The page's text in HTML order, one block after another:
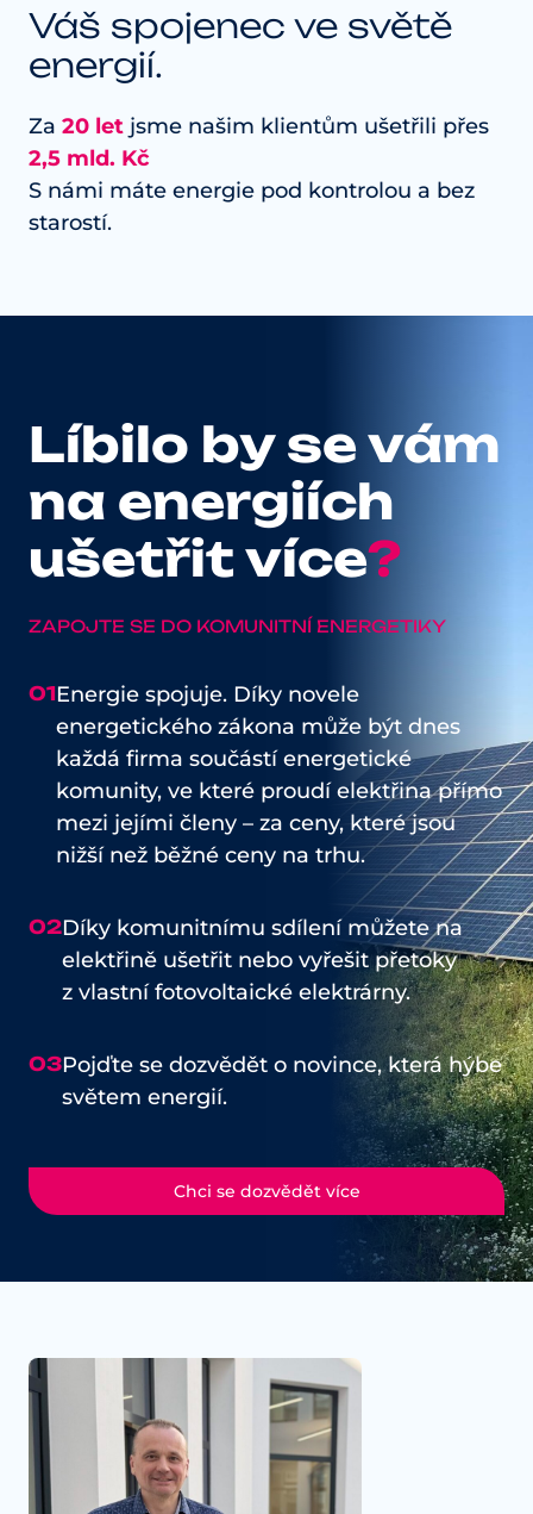
Váš spojenec ve světě
energií.
Za 20 let jsme našim klientům ušetřili přes
2,5 mld. Kč
S námi máte energie pod kontrolou a bez
starostí.
Líbilo by se vám
na energiích
ušetřit více?
ZAPOJTE SE DO KOMUNITNÍ ENERGETIKY
01Energie spojuje. Díky novele
energetického zákona může být dnes
každá firma součástí energetické
komunity, ve které proudí elektřina přímo
mezi jejími členy – za ceny, které jsou
nižší než běžné ceny na trhu.
02Díky komunitnímu sdílení můžete na
elektřině ušetřit nebo vyřešit přetoky
z vlastní fotovoltaické elektrárny.
03Pojďte se dozvědět o novince, která hýbe
světem energií.
Chci se dozvědět více